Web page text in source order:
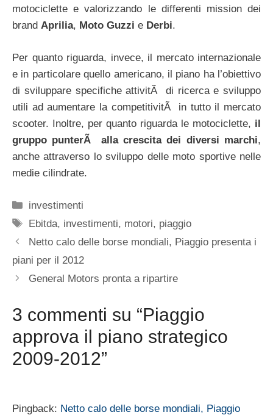
motociclette e valorizzando le differenti mission dei
brand Aprilia, Moto Guzzi e Derbi.
Per quanto riguarda, invece, il mercato internazionale
e in particolare quello americano, il piano ha l’obiettivo
di sviluppare specifiche attivitÃ di ricerca e sviluppo
utili ad aumentare la competitivitÃ in tutto il mercato
scooter. Inoltre, per quanto riguarda le motociclette, il
gruppo punterÃ alla crescita dei diversi marchi,
anche attraverso lo sviluppo delle moto sportive nelle
medie cilindrate.
Categorie
investimenti
Tag
Ebitda, investimenti, motori, piaggio
Netto calo delle borse mondiali, Piaggio presenta i
piani per il 2012
General Motors pronta a ripartire
3 commenti su “Piaggio
approva il piano strategico
2009-2012”
Pingback: Netto calo delle borse mondiali, Piaggio